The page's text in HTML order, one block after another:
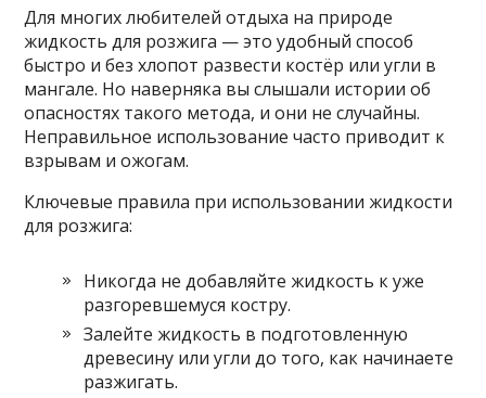
Для многих любителей отдыха на природе
жидкость для розжига — это удобный способ
быстро и без хлопот развести костёр или угли в
мангале. Но наверняка вы слышали истории об
опасностях такого метода, и они не случайны.
Неправильное использование часто приводит к
взрывам и ожогам.
Ключевые правила при использовании жидкости
для розжига:
Никогда не добавляйте жидкость к уже
разгоревшемуся костру.
Залейте жидкость в подготовленную
древесину или угли до того, как начинаете
разжигать.